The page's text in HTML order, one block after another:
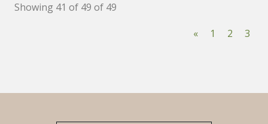
Showing 41 of 49 of 49
«
1 2 3